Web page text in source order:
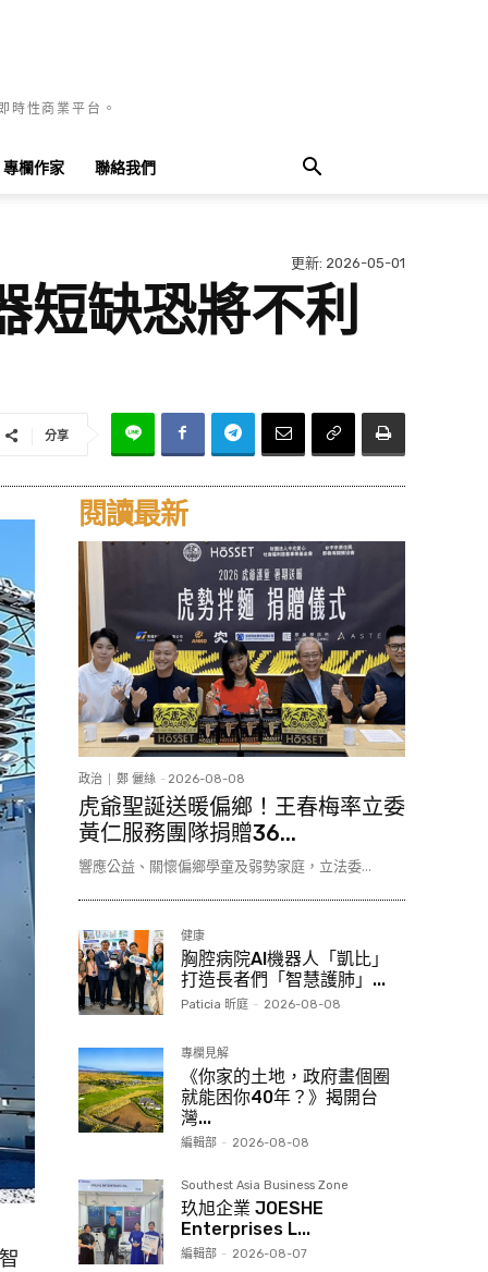
時性商業平台。
專欄作家 聯絡我們
更新: 2026-05-01
短缺恐將不利
分享
閱讀最新
政治 鄭 儷絲 - 2026-08-08
虎爺聖誕送暖偏鄉！王春梅率立委
黃仁服務團隊捐贈36...
響應公益、關懷偏鄉學童及弱勢家庭，立法委...
健康
胸腔病院AI機器人「凱比」
打造長者們「智慧護肺」...
Paticia 昕庭 - 2026-08-08
專欄見解
《你家的土地，政府畫個圈
就能困你40年？》揭開台
灣...
編輯部 - 2026-08-08
Southest Asia Business Zone
玖旭企業 JOESHE
Enterprises L...
編輯部 - 2026-08-07